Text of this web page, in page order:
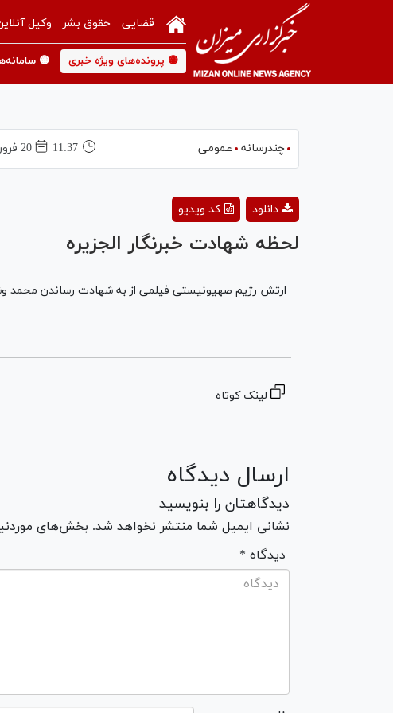
قضایی حقوق بشر وکیل
🟡 پرونده‌های ویژه خبری 🟡
چندرسانه عمومی 11:37 20 فروردين 1405
کد ویدیو دانلود
لحظه شهادت خبرنگار الجزیره
ارتش رژیم صهیونیستی فیلمی از به شهادت رساندن محمد
لینک کوتاه
ارسال دیدگاه
دیدگاهتان را بنویسید
نشانی ایمیل شما منتشر نخواهد شد. بخش‌های
* دیدگاه